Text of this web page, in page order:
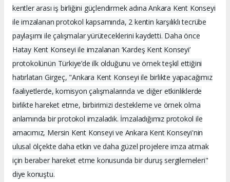
kentler arası iş birliğini güçlendirmek adına Ankara Kent Konseyi
ile imzalanan protokol kapsamında, 2 kentin karşılıklı tecrübe
paylaşımı ile çalışmalar yürüteceklerini kaydetti. Daha önce
Hatay Kent Konseyi ile imzalanan ‘Kardeş Kent Konseyi’
protokolünün Türkiye’de ilk olduğunu ve örnek teşkil ettiğini
hatırlatan Girgeç, "Ankara Kent Konseyi ile birlikte yapacağımız
faaliyetlerde, komisyon çalışmalarında ve diğer etkinliklerde
birlikte hareket etme, birbirimizi destekleme ve örnek olma
anlamında bir protokol imzaladık. İmzaladığımız protokol ile
amacımız, Mersin Kent Konseyi ve Ankara Kent Konseyi'nin
ulusal ölçekte daha etkin ve daha güzel projelere imza atmak
için beraber hareket etme konusunda bir duruş sergilemeleri"
diye konuştu.